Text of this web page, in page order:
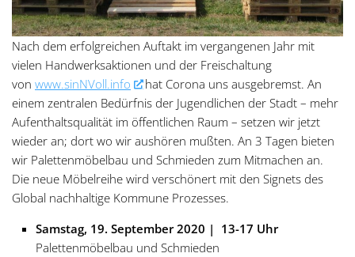
Nach dem erfolgreichen Auftakt im vergangenen Jahr mit
vielen Handwerksaktionen und der Freischaltung
von www.sinNVoll.info
hat Corona uns ausgebremst. An
einem zentralen Bedürfnis der Jugendlichen der Stadt – mehr
Aufenthaltsqualität im öffentlichen Raum – setzen wir jetzt
wieder an; dort wo wir aushören mußten. An 3 Tagen bieten
wir Palettenmöbelbau und Schmieden zum Mitmachen an.
Die neue Möbelreihe wird verschönert mit den Signets des
Global nachhaltige Kommune Prozesses.
Samstag, 19. September 2020 | 13-17 Uhr
Palettenmöbelbau und Schmieden